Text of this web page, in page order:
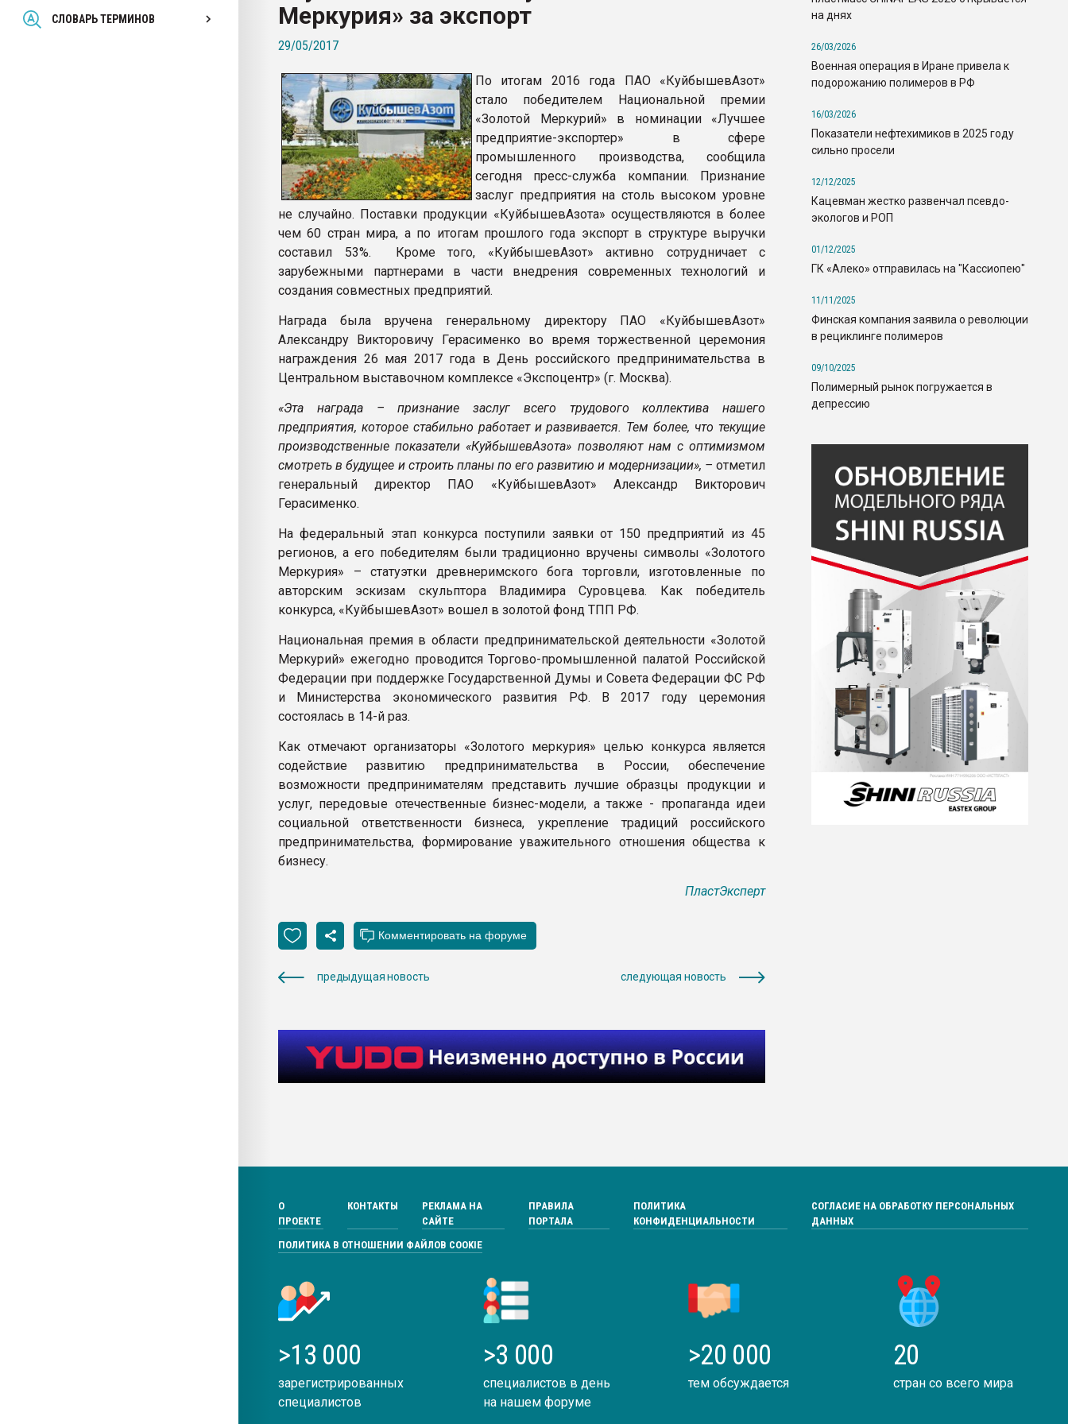
СЛОВАРЬ ТЕРМИНОВ
Всё, что касается выдува ПЭТ
бутылок
ПЕРЕЙТИ НА ФОРУМ
Меркурия» за экспорт
29/05/2017
По итогам 2016 года ПАО «КуйбышевАзот»
стало победителем Национальной премии
«Золотой Меркурий» в номинации «Лучшее
предприятие-экспортер» в сфере
промышленного производства, сообщила
сегодня пресс-служба компании. Признание
заслуг предприятия на столь высоком уровне
не случайно. Поставки продукции «КуйбышевАзота» осуществляются в более
чем 60 стран мира, а по итогам прошлого года экспорт в структуре выручки
составил 53%. Кроме того, «КуйбышевАзот» активно сотрудничает с
зарубежными партнерами в части внедрения современных технологий и
создания совместных предприятий.
Награда была вручена генеральному директору ПАО «КуйбышевАзот»
Александру Викторовичу Герасименко во время торжественной церемония
награждения 26 мая 2017 года в День российского предпринимательства в
Центральном выставочном комплексе «Экспоцентр» (г. Москва).
«Эта награда – признание заслуг всего трудового коллектива нашего
предприятия, которое стабильно работает и развивается. Тем более, что текущие
производственные показатели «КуйбышевАзота» позволяют нам с оптимизмом
смотреть в будущее и строить планы по его развитию и модернизации», – отметил
генеральный директор ПАО «КуйбышевАзот» Александр Викторович
Герасименко.
На федеральный этап конкурса поступили заявки от 150 предприятий из 45
регионов, а его победителям были традиционно вручены символы «Золотого
Меркурия» – статуэтки древнеримского бога торговли, изготовленные по
авторским эскизам скульптора Владимира Суровцева. Как победитель
конкурса, «КуйбышевАзот» вошел в золотой фонд ТПП РФ.
Национальная премия в области предпринимательской деятельности «Золотой
Меркурий» ежегодно проводится Торгово-промышленной палатой Российской
Федерации при поддержке Государственной Думы и Совета Федерации ФС РФ
и Министерства экономического развития РФ. В 2017 году церемония
состоялась в 14-й раз.
Как отмечают организаторы «Золотого меркурия» целью конкурса является
содействие развитию предпринимательства в России, обеспечение
возможности предпринимателям представить лучшие образцы продукции и
услуг, передовые отечественные бизнес-модели, а также - пропаганда идеи
социальной ответственности бизнеса, укрепление традиций российского
предпринимательства, формирование уважительного отношения общества к
бизнесу.
ПластЭксперт
предыдущая новость следующая новость
на днях
26/03/2026
Военная операция в Иране привела к
подорожанию полимеров в РФ
16/03/2026
Показатели нефтехимиков в 2025 году
сильно просели
12/12/2025
Кацевман жестко развенчал псевдо-
экологов и РОП
01/12/2025
ГК «Алеко» отправилась на "Кассиопею"
11/11/2025
Финская компания заявила о революции
в рециклинге полимеров
09/10/2025
Полимерный рынок погружается в
депрессию
О
ПРОЕКТЕ
КОНТАКТЫ
РЕКЛАМА НА
САЙТЕ
ПРАВИЛА
ПОРТАЛА
ПОЛИТИКА
КОНФИДЕНЦИАЛЬНОСТИ
СОГЛАСИЕ НА ОБРАБОТКУ ПЕРСОНАЛЬНЫХ
ДАННЫХ
ПОЛИТИКА В ОТНОШЕНИИ ФАЙЛОВ COOKIE
>13 000
зарегистрированных
специалистов
>3 000
специалистов в день
на нашем форуме
>20 000
тем обсуждается
20
стран со всего мира